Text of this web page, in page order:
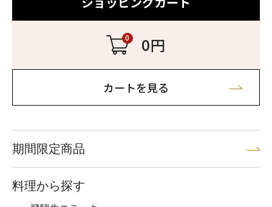
0 0円
カートを見る
期間限定商品
料理から探す